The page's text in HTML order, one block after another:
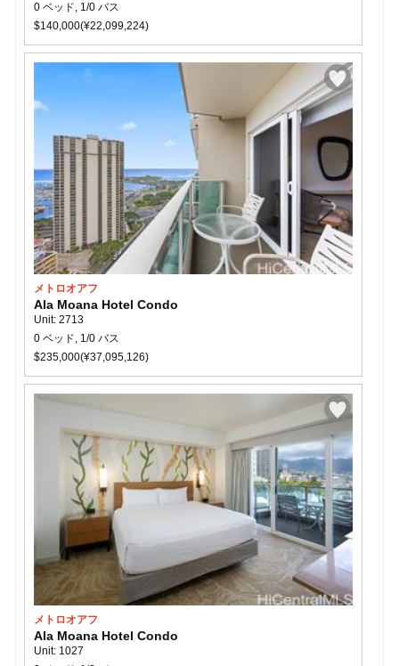
0 ベッド, 1/0 バス
$140,000(¥22,099,224)
メトロオアフ
Ala Moana Hotel Condo
Unit: 2713
0 ベッド, 1/0 バス
$235,000(¥37,095,126)
メトロオアフ
Ala Moana Hotel Condo
Unit: 1027